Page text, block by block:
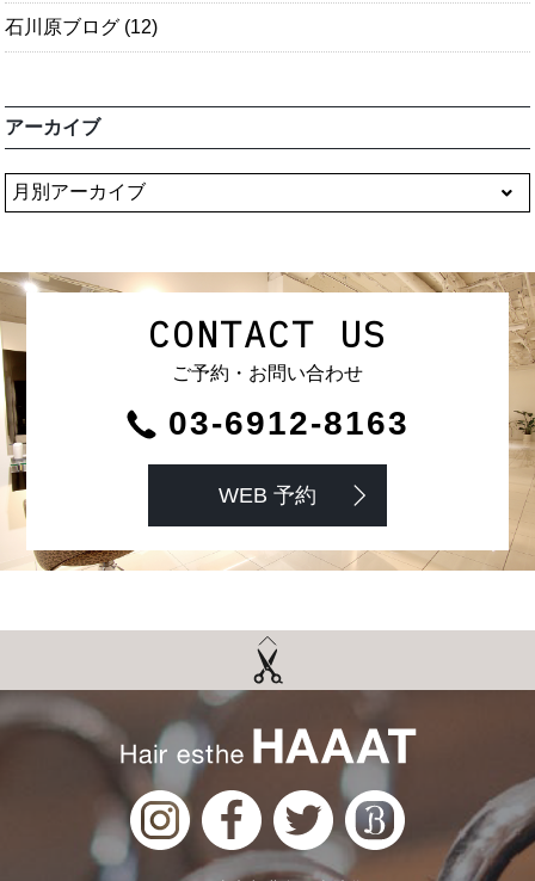
石川原ブログ (12)
アーカイブ
CONTACT US
ご予約・お問い合わせ
03-6912-8163
WEB 予約